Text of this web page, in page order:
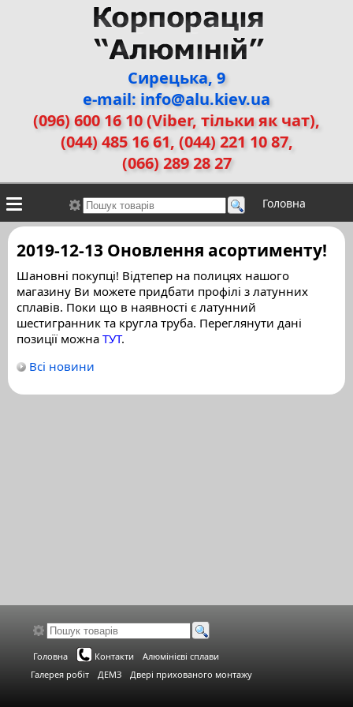
Сирецька, 9
e-mail: info@alu.kiev.ua
(096) 600 16 10 (Viber, тільки як чат),
(044) 485 16 61, (044) 221 10 87,
(066) 289 28 27
Головна
Двері прихованого монтажу
2019-12-13 Оновлення асортименту!
Шановні покупці! Відтепер на полицях нашого
магазину Ви можете придбати профілі з латунних
сплавів. Поки що в наявності є латунний
шестигранник та кругла труба. Переглянути дані
позиції можна ТУТ.
Всі новини
Головна Контакти
Алюмінієві сплави
Галерея робіт
ДЕМЗ Двері прихованого монтажу